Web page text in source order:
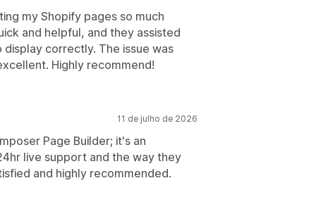
my Shopify pages so much
and helpful, and they assisted
correctly. The issue was
Highly recommend!
11 de julho de 2026
Page Builder; it's an
live support and the way they
and highly recommended.